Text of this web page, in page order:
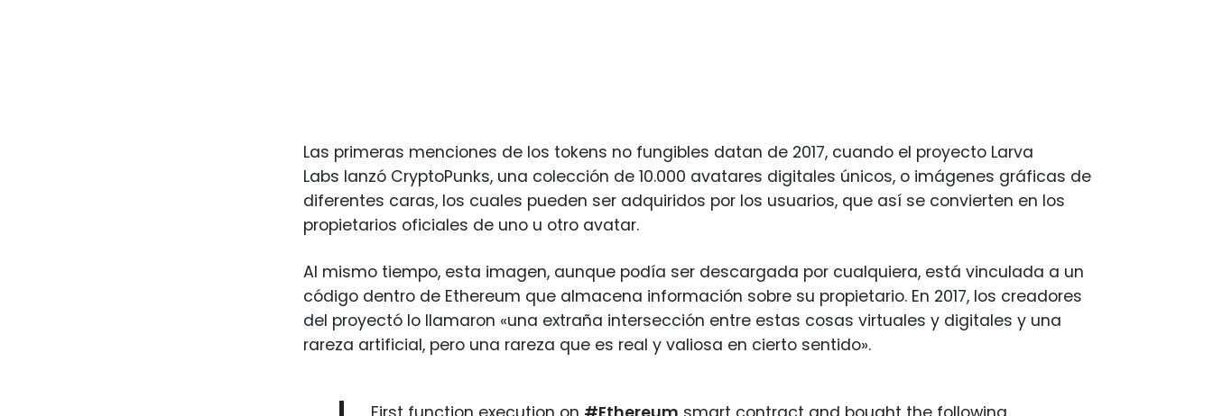
Las primeras menciones de los tokens no fungibles datan de 2017, cuando el proyecto Larva
Labs lanzó CryptoPunks, una colección de 10.000 avatares digitales únicos, o imágenes gráficas de
diferentes caras, los cuales pueden ser adquiridos por los usuarios, que así se convierten en los
propietarios oficiales de uno u otro avatar.
Al mismo tiempo, esta imagen, aunque podía ser descargada por cualquiera, está vinculada a un
código dentro de Ethereum que almacena información sobre su propietario. En 2017, los creadores
del proyectó lo llamaron «una extraña intersección entre estas cosas virtuales y digitales y una
rareza artificial, pero una rareza que es real y valiosa en cierto sentido».